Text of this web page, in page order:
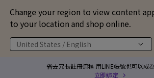
Change your region to view content
to your location and shop online.
United States / English
省去冗長註冊流程 用LINE帳號也可以成
立即綁定